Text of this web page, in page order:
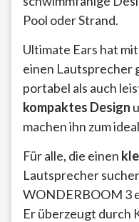
Pool oder Strand.
Ultimate Ears hat
einen Lautsprecher
portabel als auch
kompaktes Design
machen ihn zum
Für alle, die einen
Lautsprecher
WONDERBOOM 3
Er überzeugt durch